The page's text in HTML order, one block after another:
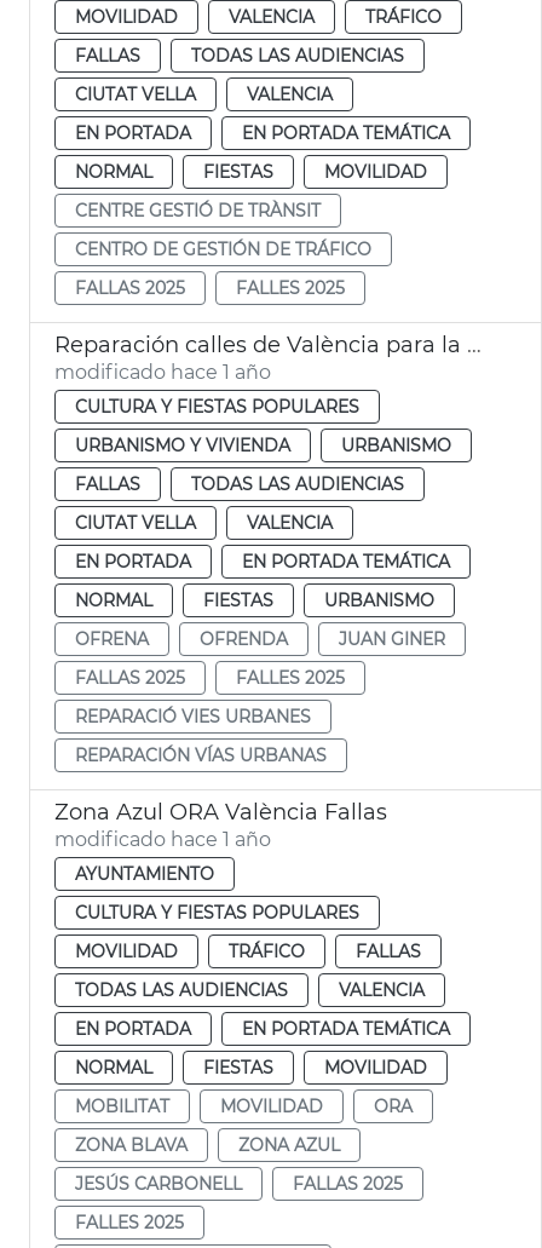
MOVILIDAD VALENCIA
TRÁFICO
FALLAS
TODAS LAS AUDIENCIAS
CIUTAT VELLA
VALENCIA
EN PORTADA
EN PORTADA TEMÁTICA
NORMAL
FIESTAS
MOVILIDAD
CENTRE GESTIÓ DE TRÀNSIT
CENTRO DE GESTIÓN DE TRÁFICO
FALLAS 2025
FALLES 2025
Reparación calles de València para la Ofrenda de Fallas
modificado hace 1 año
CULTURA Y FIESTAS POPULARES
URBANISMO Y VIVIENDA
URBANISMO
FALLAS
TODAS LAS AUDIENCIAS
CIUTAT VELLA
VALENCIA
EN PORTADA
EN PORTADA TEMÁTICA
NORMAL
FIESTAS
URBANISMO
OFRENA
OFRENDA
JUAN GINER
FALLAS 2025
FALLES 2025
REPARACIÓ VIES URBANES
REPARACIÓN VÍAS URBANAS
Zona Azul ORA València Fallas
modificado hace 1 año
AYUNTAMIENTO
CULTURA Y FIESTAS POPULARES
MOVILIDAD
TRÁFICO
FALLAS
TODAS LAS AUDIENCIAS
VALENCIA
EN PORTADA
EN PORTADA TEMÁTICA
NORMAL
FIESTAS
MOVILIDAD
MOBILITAT
MOVILIDAD
ORA
ZONA BLAVA
ZONA AZUL
JESÚS CARBONELL
FALLAS 2025
FALLES 2025